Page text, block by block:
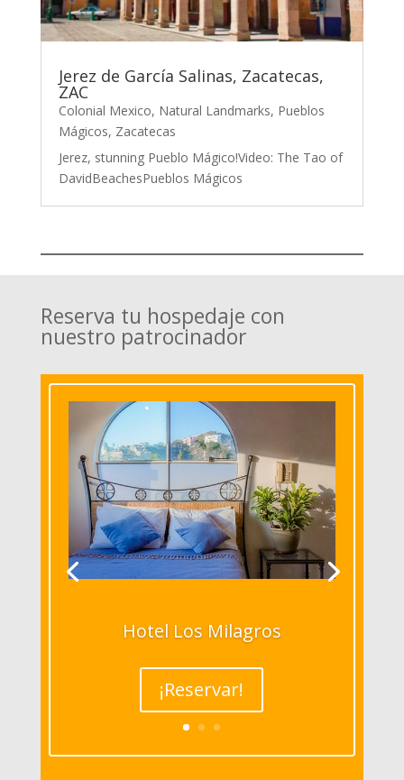
Jerez de García Salinas, Zacatecas,
ZAC
Colonial Mexico, Natural Landmarks, Pueblos
Mágicos, Zacatecas
Jerez, stunning Pueblo Mágico!Video: The Tao of
DavidBeachesPueblos Mágicos
Reserva tu hospedaje con
nuestro patrocinador
Hotel Los Milagros
¡Reservar!